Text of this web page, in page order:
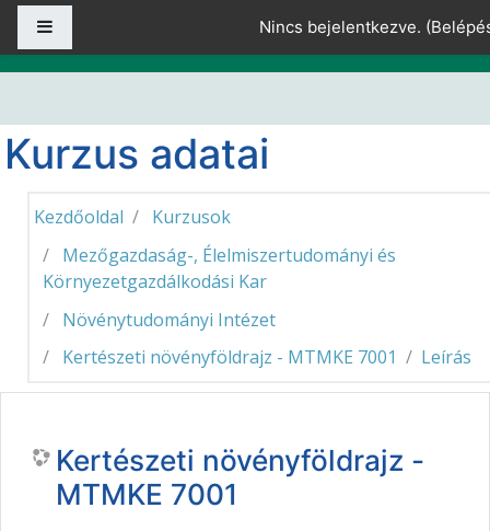
Tovább a fő tartalomhoz
Nincs bejelentkezve. (
Kurzus adatai
Kezdőoldal
Kurzusok
Mezőgazdaság-, Élelmiszertudományi és
Környezetgazdálkodási Kar
Növénytudományi Intézet
Kertészeti növényföldrajz - MTMKE 7001
Leírás
Kertészeti növényföldrajz -
MTMKE 7001